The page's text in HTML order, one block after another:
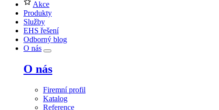
Akce
Produkty
Služby
EHS řešení
Odborný blog
O nás
O nás
Firemní profil
Katalog
Reference